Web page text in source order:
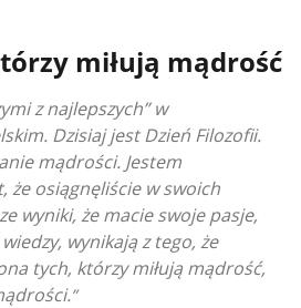
miłują mądrość
z najlepszych” w
Dzisiaj jest Dzień Filozofii.
mądrości. Jestem
że osiągnęliście w swoich
wyniki, że macie swoje pasje,
wynikają z tego, że
tych, którzy miłują mądrość,